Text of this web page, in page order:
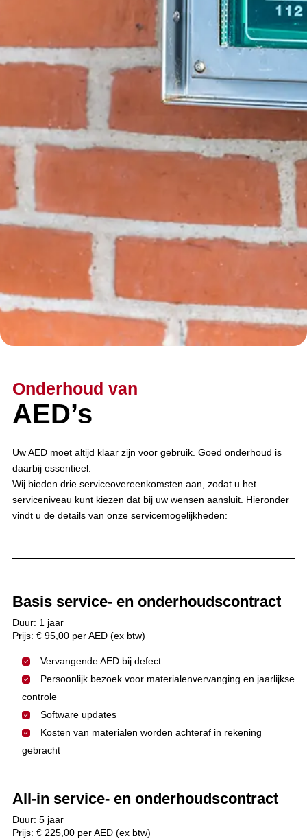
Onderhoud van
AED’s
Uw AED moet altijd klaar zijn voor gebruik. Goed onderhoud is
daarbij essentieel.
Wij bieden drie serviceovereenkomsten aan, zodat u het
serviceniveau kunt kiezen dat bij uw wensen aansluit. Hieronder
vindt u de details van onze servicemogelijkheden:
Basis service- en onderhoudscontract
Duur: 1 jaar
Prijs: € 95,00 per AED (ex btw)
Vervangende AED bij defect
Persoonlijk bezoek voor materialenvervanging en jaarlijkse
controle
Software updates
Kosten van materialen worden achteraf in rekening
gebracht
All-in service- en onderhoudscontract
Duur: 5 jaar
Prijs: € 225,00 per AED (ex btw)